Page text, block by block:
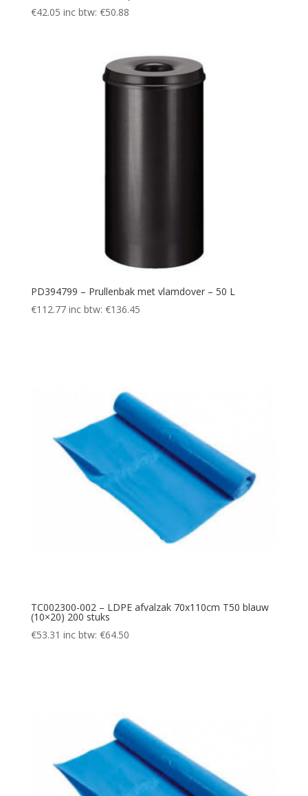
€42.05 inc btw: €50.88
PD394799 – Prullenbak met vlamdover – 50 L
€112.77 inc btw: €136.45
TC002300-002 – LDPE afvalzak 70x110cm T50 blauw
(10×20) 200 stuks
€53.31 inc btw: €64.50